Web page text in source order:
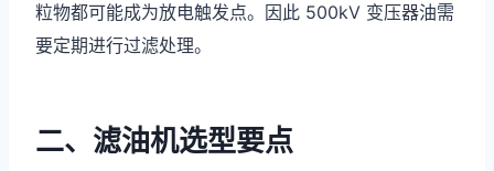
粒物都可能成为放电触发点。因此 500kV 变压器油需
要定期进行过滤处理。
二、滤油机选型要点